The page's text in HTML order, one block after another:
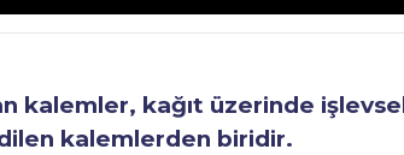
kalemler, kağıt üzerinde
kalemlerden biridir.